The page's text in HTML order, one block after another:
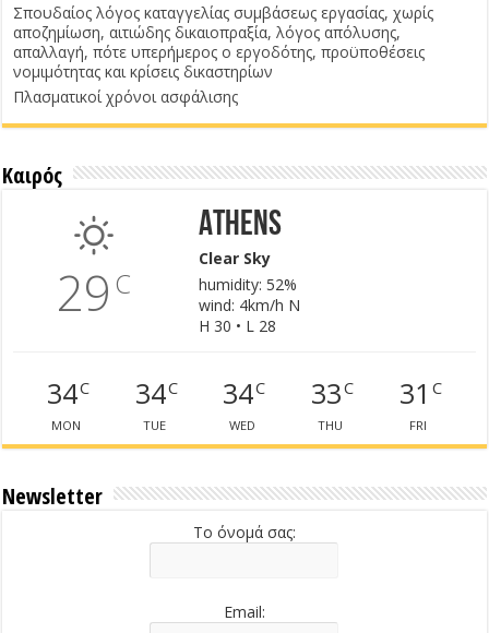
Σπουδαίος λόγος καταγγελίας συμβάσεως εργασίας, χωρίς
αποζημίωση, αιτιώδης δικαιοπραξία, λόγος απόλυσης,
απαλλαγή, πότε υπερήμερος ο εργοδότης, προϋποθέσεις
νομιμότητας και κρίσεις δικαστηρίων
Πλασματικοί χρόνοι ασφάλισης
Καιρός
29 C
Athens
Clear Sky
humidity: 52%
wind: 4km/h N
H 30 • L 28
34C
MON
34C
TUE
34C
WED
33C
THU
31 C
FRI
Newsletter
Το όνομά σας:
Email: